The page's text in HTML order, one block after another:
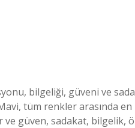
bilgeliği, güveni ve
tüm renkler arasında en
güven, sadakat, bilgelik,